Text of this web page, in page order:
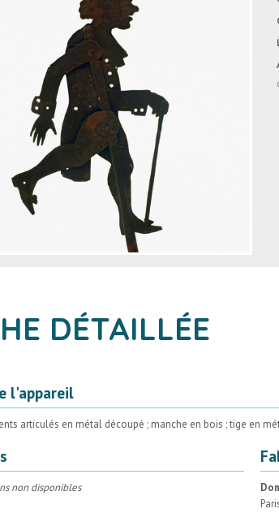
DÉTAILLÉE
l'appareil
articulés en métal découpé ; manche en bois ; tige en
non disponibles